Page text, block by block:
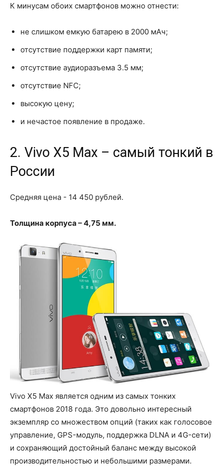
К минусам обоих смартфонов можно отнести:
не слишком емкую батарею в 2000 мАч;
отсутствие поддержки карт памяти;
отсутствие аудиоразъема 3.5 мм;
отсутствие NFC;
высокую цену;
и нечастое появление в продаже.
2. Vivo X5 Max – самый тонкий в
России
Средняя цена - 14 450 рублей.
Толщина корпуса – 4,75 мм.
Vivo X5 Max является одним из самых тонких
смартфонов 2018 года. Это довольно интересный
экземпляр со множеством опций (таких как голосовое
управление, GPS-модуль, поддержка DLNA и 4G-сети)
и сохраняющий достойный баланс между высокой
производительностью и небольшими размерами.